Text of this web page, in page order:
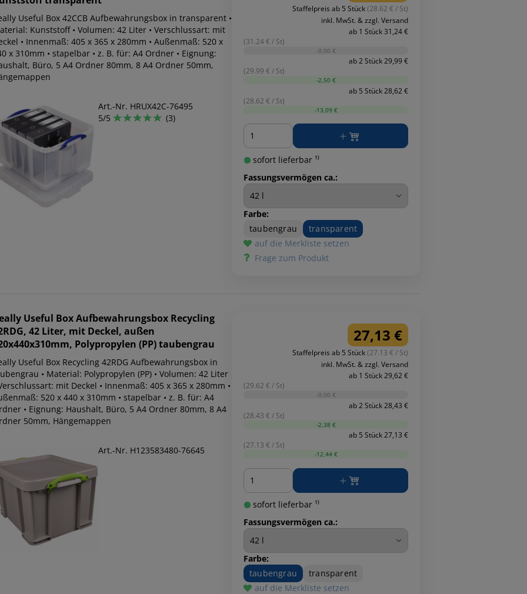
Useful Box 42CCB Aufbewahrungsbox in transparent •
Kunststoff • Volumen: 42 Liter • Verschlussart: mit
• Innenmaß: 405 x 365 x 280mm • Außenmaß: 520 x
x 310mm • stapelbar • z. B. für: A4 Ordner • Eignung:
Büro, 5 A4 Ordner 80mm, 8 A4 Ordner 50mm,
Art.-Nr. HRUX42C-76495
5/5
(3)
Staffelpreis ab 5 Stück(28.62 € / St)
inkl. MwSt. & zzgl. Versand
ab 1 Stück 31,24 €
(31.24 € / St)
-0,00 €
ab 2 Stück 29,99 €
(29.99 € / St)
-2,50 €
ab 5 Stück 28,62 €
(28.62 € / St)
-13,09 €
Menge
sofort lieferbar ¹⁾
Fassungsvermögen ca.:
Farbe:
taubengrau
transparent
auf die Merkliste setzen
Frage zum Produkt
Useful Box Aufbewahrungsbox Recycling
42 Liter, mit Deckel, außen
Polypropylen (PP) taubengrau
Useful Box Recycling 42RDG Aufbewahrungsbox in
• Material: Polypropylen (PP) • Volumen: 42 Liter
mit Deckel • Innenmaß: 405 x 365 x 280mm •
520 x 440 x 310mm • stapelbar • z. B. für: A4
• Eignung: Haushalt, Büro, 5 A4 Ordner 80mm, 8 A4
50mm, Hängemappen
Art.-Nr. H123583480-76645
27,13 €
Staffelpreis ab 5 Stück(27.13 € / St)
inkl. MwSt. & zzgl. Versand
ab 1 Stück 29,62 €
(29.62 € / St)
-0,00 €
ab 2 Stück 28,43 €
(28.43 € / St)
-2,38 €
ab 5 Stück 27,13 €
(27.13 € / St)
-12,44 €
Menge
sofort lieferbar ¹⁾
Fassungsvermögen ca.:
Farbe:
taubengrau
transparent
auf die Merkliste setzen